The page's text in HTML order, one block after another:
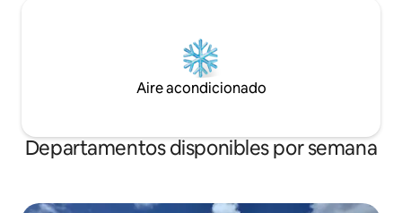
Aire acondicionado
Departamentos disponibles por semana